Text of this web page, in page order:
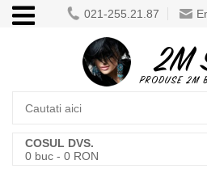
021-255.21.87
COSUL DVS.
0 buc - 0 RON